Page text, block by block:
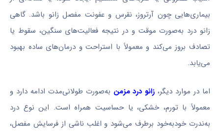
بیماری‌هایی چون آرتروز، نقرس و عفونت مفصل زانو باشد. گاهی
زانو درد به‌صورت موقت و در نتیجه فعالیت‌های سنگین، سقوط یا
تصادف بروز می‌کند و معمولاً با استراحت و درمان‌های ساده بهبود
می‌یابد.
اما در موارد دیگر، زانو درد مزمن به‌صورت طولانی‌مدت ادامه دارد و
معمولاً با تورم، خشکی، یا حساسیت همراه است. این نوع درد
به‌ندرت خودبه‌خود برطرف می‌شود و اغلب ناشی از فرسایش مفصل،